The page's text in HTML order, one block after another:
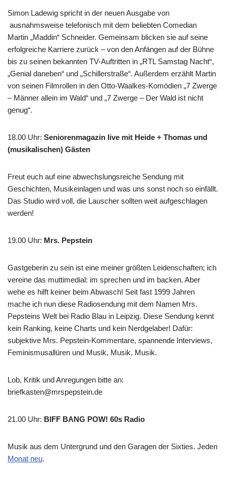
Simon Ladewig spricht in der neuen Ausgabe von
ausnahmsweise telefonisch mit dem beliebten Comedian
Martin „Maddin“ Schneider. Gemeinsam blicken sie auf seine
erfolgreiche Karriere zurück – von den Anfängen auf der Bühne
bis zu seinen bekannten TV-Auftritten in „RTL Samstag Nacht“,
„Genial daneben“ und „Schillerstraße“. Außerdem erzählt Martin
von seinen Filmrollen in den Otto-Waalkes-Komödien „7 Zwerge
– Männer allein im Wald“ und „7 Zwerge – Der Wald ist nicht
genug“.
18.00 Uhr: Seniorenmagazin live mit Heide + Thomas und
(musikalischen) Gästen
Freut euch auf eine abwechslungsreiche Sendung mit
Geschichten, Musikeinlagen und was uns sonst noch so einfällt.
Das Studio wird voll, die Lauscher sollten weit aufgeschlagen
werden!
19.00 Uhr: Mrs. Pepstein
Gastgeberin zu sein ist eine meiner größten Leidenschaften; ich
vereine das muttimedial: im sprechen und im backen. Aber
wehe es hilft keiner beim Abwasch! Seit fast 1999 Jahren
mache ich nun diese Radiosendung mit dem Namen Mrs.
Pepsteins Welt bei Radio Blau in Leipzig. Diese Sendung kennt
kein Ranking, keine Charts und kein Nerdgelaber! Dafür:
subjektive Mrs. Pepstein-Kommentare, spannende Interviews,
Feminismusallüren und Musik, Musik, Musik.
Lob, Kritik und Anregungen bitte an:
briefkasten@mrspepstein.de
21.00 Uhr: BIFF BANG POW! 60s Radio
Musik aus dem Untergrund und den Garagen der Sixties. Jeden
Monat neu.